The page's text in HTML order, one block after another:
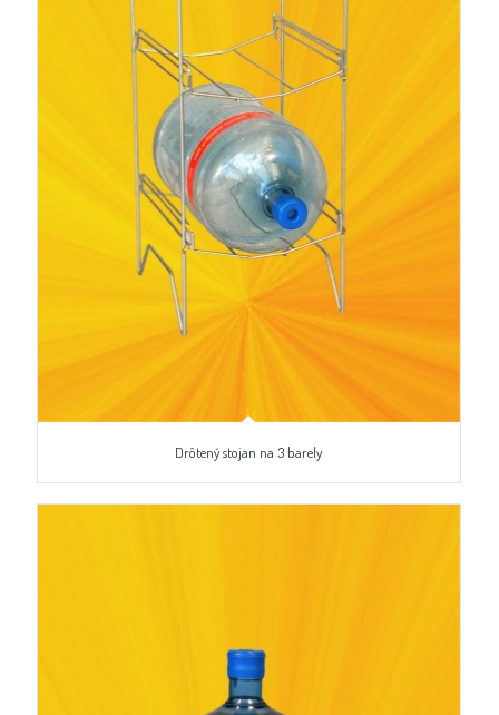
Drôtený stojan na 3 barely